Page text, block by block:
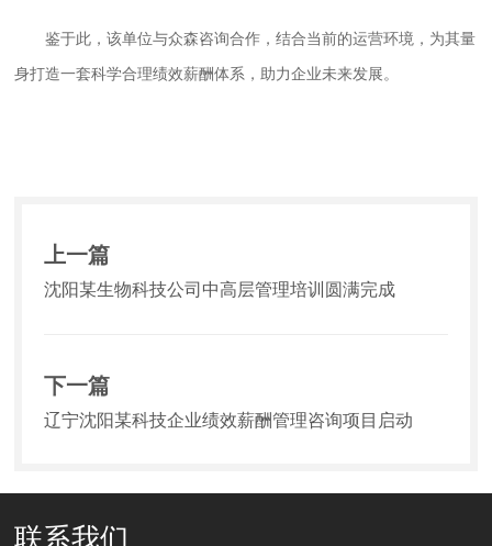
鉴于此，该单位与众森咨询合作，结合当前的运营环境，为其量
身打造一套科学合理绩效薪酬体系，助力企业未来发展。
上一篇
沈阳某生物科技公司中高层管理培训圆满完成
下一篇
辽宁沈阳某科技企业绩效薪酬管理咨询项目启动
联系我们